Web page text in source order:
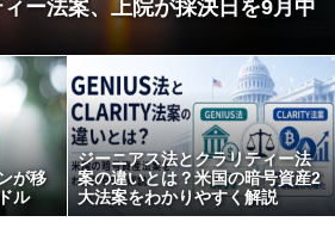
ー法案、上院が採決日を9月中
が移
ル
ジーニアス法とクラリティー法
案の違いとは？米国の暗号資産2
大法案をわかりやすく解説